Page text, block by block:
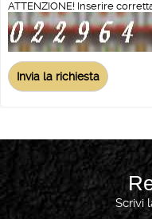
ATTENZIONE! Inserire
Scrivi